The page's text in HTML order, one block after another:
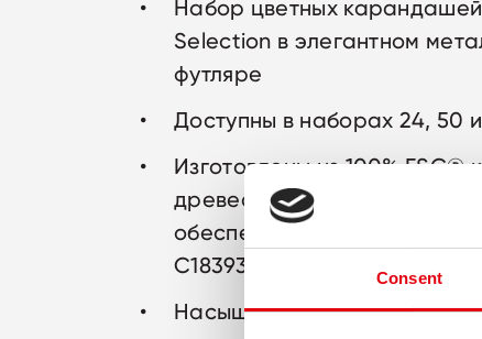
Consent
Набор цветных
Selection в элегантном
футляре
Доступны в наборах 24, 50
Изготовлены из 100% FSC®
древесины высокого
обеспечивает легкую
C183931)
Насыщенные, бархатистые